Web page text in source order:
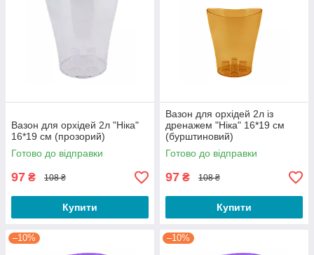
Вазон для орхідей 2л "Ніка"
16*19 см (прозорий)
Готово до відправки
97 ₴ 108 ₴
Купити
Вазон для орхідей 2л із
дренажем "Ніка" 16*19 см
(бурштиновий)
Готово до відправки
97 ₴ 108 ₴
Купити
–10% –10%